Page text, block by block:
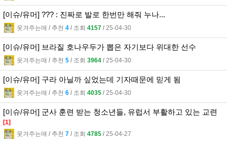
[이슈/유머] ??? : 진짜로 발로 한번만 해줘 누나...
웃겨주는매 l 추천 4 l 조회 4157 l 25-04-30
[이슈/유머] 브라질 호나우두가 뽑은 자기보다 위대한 선수
웃겨주는매 l 추천 5 l 조회 3964 l 25-04-30
[이슈/유머] 구라 아닐까 싶었는데 기자때문에 믿게 됨
웃겨주는매 l 추천 6 l 조회 4035 l 25-04-30
[이슈/유머] 군사 훈련 받는 청소년들, 유럽서 부활하고 있는 교련
[1]
웃겨주는매 l 추천 7 l 조회 4785 l 25-04-27